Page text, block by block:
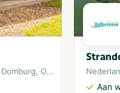
Domburg, Oostkapelle
Aan